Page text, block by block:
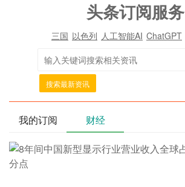
头条订阅服务
三国 以色列 人工智能AI ChatGPT
搜索最新资讯
我的订阅 财经